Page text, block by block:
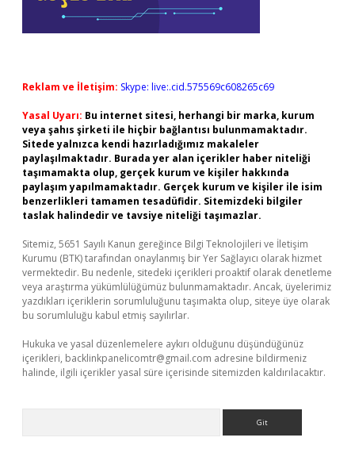
Reklam ve İletişim: Skype: live:.cid.575569c608265c69
Yasal Uyarı: Bu internet sitesi, herhangi bir marka, kurum
veya şahıs şirketi ile hiçbir bağlantısı bulunmamaktadır.
Sitede yalnızca kendi hazırladığımız makaleler
paylaşılmaktadır. Burada yer alan içerikler haber niteliği
taşımamakta olup, gerçek kurum ve kişiler hakkında
paylaşım yapılmamaktadır. Gerçek kurum ve kişiler ile isim
benzerlikleri tamamen tesadüfidir. Sitemizdeki bilgiler
taslak halindedir ve tavsiye niteliği taşımazlar.
Sitemiz, 5651 Sayılı Kanun gereğince Bilgi Teknolojileri ve İletişim
Kurumu (BTK) tarafından onaylanmış bir Yer Sağlayıcı olarak hizmet
vermektedir. Bu nedenle, sitedeki içerikleri proaktif olarak denetleme
veya araştırma yükümlülüğümüz bulunmamaktadır. Ancak, üyelerimiz
yazdıkları içeriklerin sorumluluğunu taşımakta olup, siteye üye olarak
bu sorumluluğu kabul etmiş sayılırlar.
Hukuka ve yasal düzenlemelere aykırı olduğunu düşündüğünüz
içerikleri, backlinkpanelicomtr@gmail.com adresine bildirmeniz
halinde, ilgili içerikler yasal süre içerisinde sitemizden kaldırılacaktır.